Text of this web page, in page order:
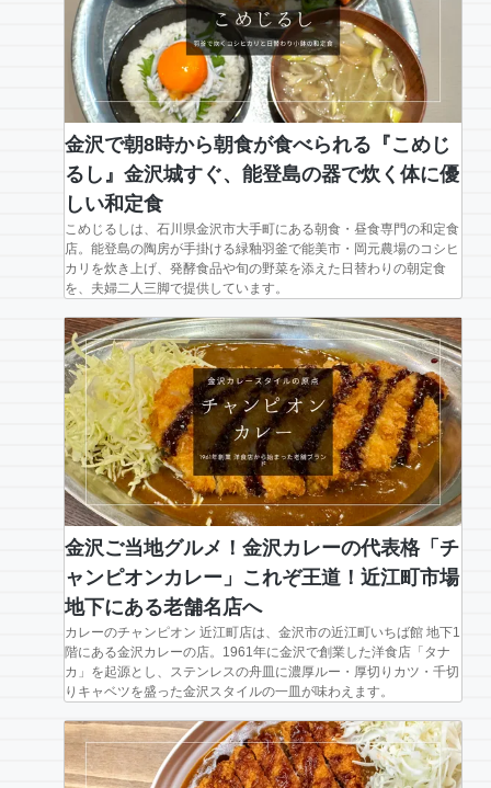
金沢で朝8時から朝食が食べられる『こめじ
るし』金沢城すぐ、能登島の器で炊く体に優
しい和定食
こめじるしは、石川県金沢市大手町にある朝食・昼食専門の和定食
店。能登島の陶房が手掛ける緑釉羽釜で能美市・岡元農場のコシヒ
カリを炊き上げ、発酵食品や旬の野菜を添えた日替わりの朝定食
を、夫婦二人三脚で提供しています。
金沢ご当地グルメ！金沢カレーの代表格「チ
ャンピオンカレー」これぞ王道！近江町市場
地下にある老舗名店へ
カレーのチャンピオン 近江町店は、金沢市の近江町いちば館 地下1
階にある金沢カレーの店。1961年に金沢で創業した洋食店「タナ
カ」を起源とし、ステンレスの舟皿に濃厚ルー・厚切りカツ・千切
りキャベツを盛った金沢スタイルの一皿が味わえます。